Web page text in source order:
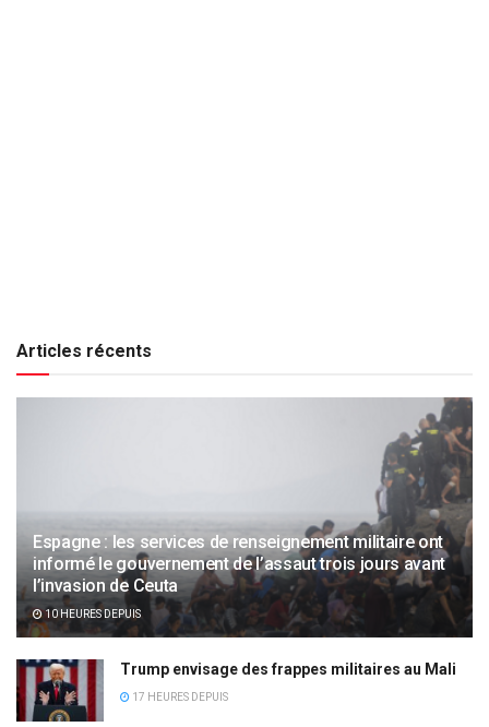
Articles récents
Espagne : les services de renseignement militaire ont
informé le gouvernement de l’assaut trois jours avant
l’invasion de Ceuta
10 HEURES DEPUIS
Trump envisage des frappes militaires au Mali
17 HEURES DEPUIS